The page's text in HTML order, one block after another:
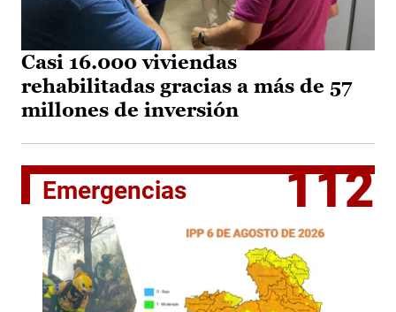
Casi 16.000 viviendas
rehabilitadas gracias a más de 57
millones de inversión
Emergencias 112